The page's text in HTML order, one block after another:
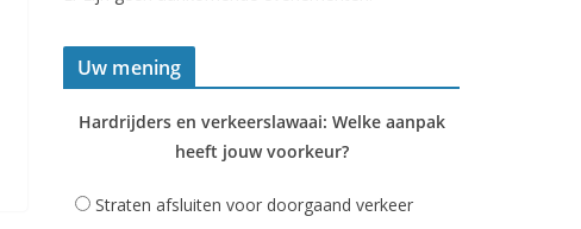
Uw mening
Hardrijders en verkeerslawaai: Welke aanpak
heeft jouw voorkeur?
Straten afsluiten voor doorgaand verkeer